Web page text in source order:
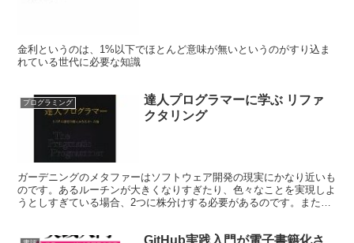
金利というのは、1%以下でほとんど意味が無いというのがすり込ま
れている世代に必要な知識
プログラミング
達人プログラマーに学ぶ リファ
クタリング
ガーデニングのメタファーはソフトウェア開発の現実にかなり近いも
のです。あるルーチンが大きくなりすぎたり、色々なことを実現しよ
うとしすぎている場合、2つに株分けする必要があるのです。また、
GitHub実践入門が電子書籍化さ